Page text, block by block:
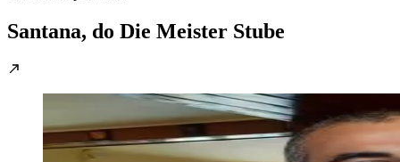
Santana, do Die Meister Stube